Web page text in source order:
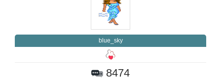
blue_sky
8474